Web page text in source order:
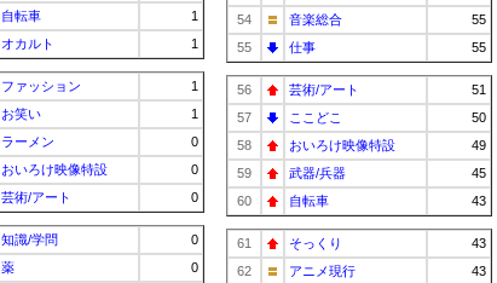
自転車
1
オカルト 1
ファッション
1
お笑い
1
ラーメン
0
おいろけ映像特設
0
芸術/アート 0
知識/学問
0
薬
0
54
音楽総合
55
55
仕事 55
56 芸術/アート
51
57
ここどこ
50
58
おいろけ映像特設
49
59
武器/兵器
45
60
自転車 43
61 そっくり
43
62
アニメ現行
43